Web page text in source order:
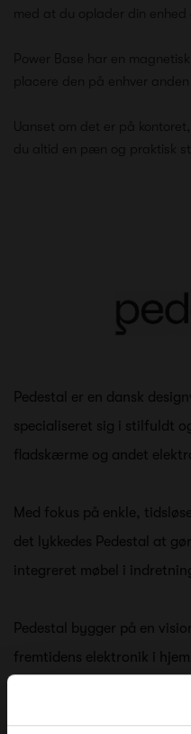
med at du oplader din
Power Base har en
placere den på enhver
Uanset om det er på
du altid en pæn og praktisk
Pedestal er en dansk
specialiseret sig i stilfuldt
fladskærme og andet
Med fokus på enkle,
det lykkedes Pedestal at
integreret møbel i
Pedestal bygger på en
fremtidens elektronik i
til design, stræber
spændende sortiment af